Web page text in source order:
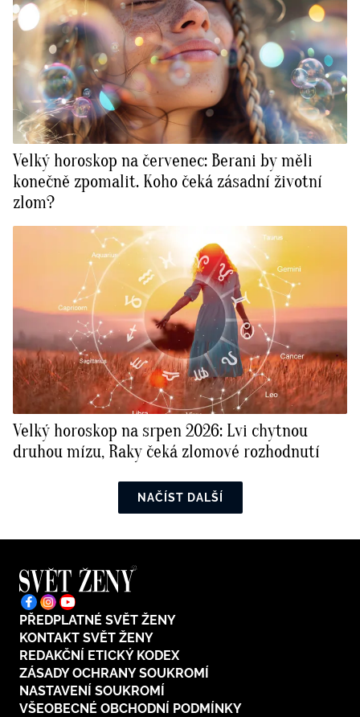
Velký horoskop na červenec: Berani by měli
konečně zpomalit. Koho čeká zásadní životní
zlom?
Velký horoskop na srpen 2026: Lvi chytnou
druhou mízu, Raky čeká zlomové rozhodnutí
NAČÍST DALŠÍ
PŘEDPLATNÉ SVĚT ŽENY
KONTAKT SVĚT ŽENY
REDAKČNÍ ETICKÝ KODEX
ZÁSADY OCHRANY SOUKROMÍ
NASTAVENÍ SOUKROMÍ
VŠEOBECNÉ OBCHODNÍ PODMÍNKY